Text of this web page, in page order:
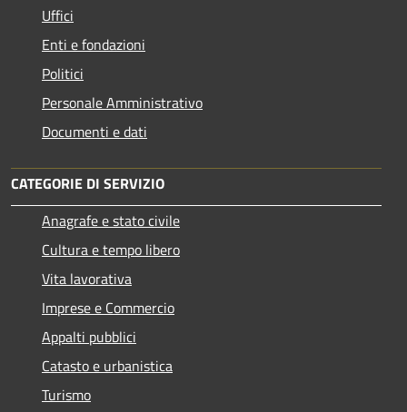
Uffici
Enti e fondazioni
Politici
Personale Amministrativo
Documenti e dati
CATEGORIE DI SERVIZIO
Anagrafe e stato civile
Cultura e tempo libero
Vita lavorativa
Imprese e Commercio
Appalti pubblici
Catasto e urbanistica
Turismo